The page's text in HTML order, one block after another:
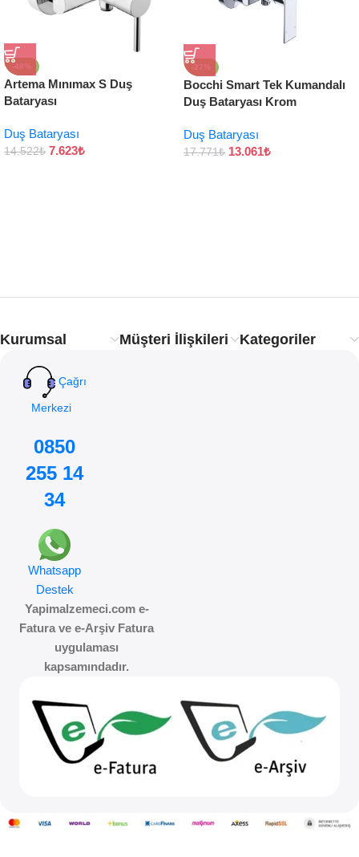
-48%
Artema Mınımax S Duş
Bataryası
Duş Bataryası
14.522₺ 7.623₺
-27%
Bocchi Smart Tek Kumandalı
Duş Bataryası Krom
Duş Bataryası
17.771₺ 13.061₺
Kurumsal Müşteri İlişkileri Kategoriler
Çağrı
Merkezi
0850
255 14
34
Whatsapp
Destek
Yapimalzemeci.com e-
Fatura ve e-Arşiv Fatura
uygulaması
kapsamındadır.